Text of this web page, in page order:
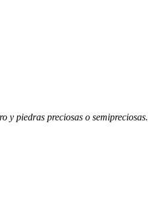
y piedras preciosas o semipreciosas.